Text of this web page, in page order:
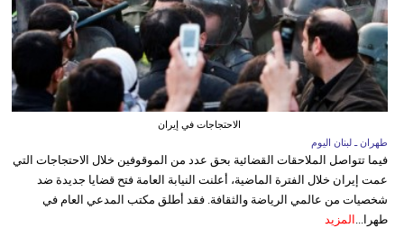
الاحتجاجات في إيران
طهران ـ لبنان اليوم
فيما تتواصل الملاحقات القضائية بحق عدد من الموقوفين خلال الاحتجاجات التي
عمت إيران خلال الفترة الماضية، أعلنت النيابة العامة فتح قضايا جديدة ضد
شخصيات من عالمي الرياضة والثقافة. فقد أطلق مكتب المدعي العام في
طهرا... المزيد